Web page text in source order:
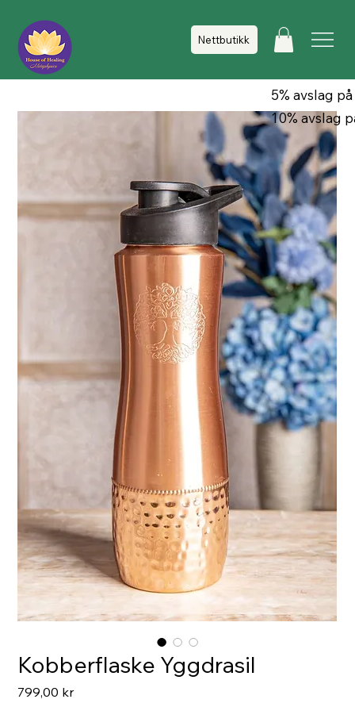
Nettbutikk
Kobberflaske Yggdrasil
799,00 krPris
5% avslag
10% avslag